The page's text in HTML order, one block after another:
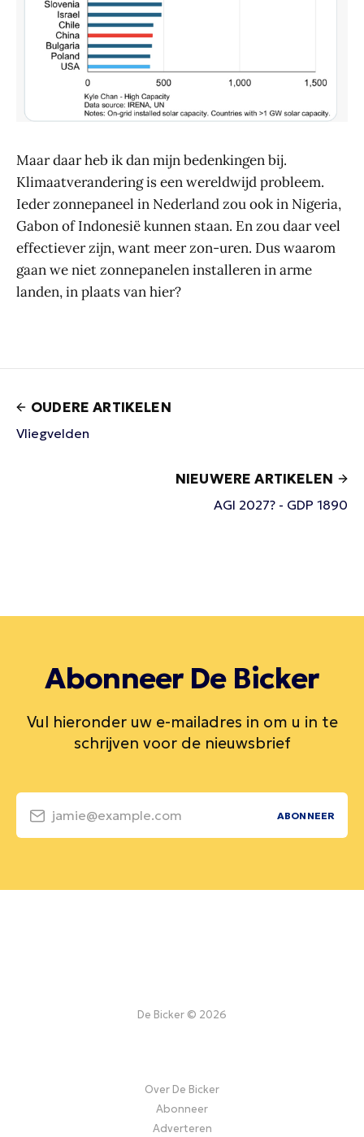
Maar daar heb ik dan mijn bedenkingen bij.
Klimaatverandering is een wereldwijd probleem.
Ieder zonnepaneel in Nederland zou ook in Nigeria,
Gabon of Indonesië kunnen staan. En zou daar veel
effectiever zijn, want meer zon-uren. Dus waarom
gaan we niet zonnepanelen installeren in arme
landen, in plaats van hier?
OUDERE ARTIKELEN
Vliegvelden
NIEUWERE ARTIKELEN
AGI 2027? - GDP 1890
Abonneer De Bicker
Vul hieronder uw e-mailadres in om u in te
schrijven voor de nieuwsbrief
jamie@example.com ABONNEER
De Bicker © 2026
Over De Bicker
Abonneer
Adverteren